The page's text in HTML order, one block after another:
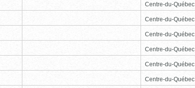
Centre-du-Québec
Centre-du-Québec
Centre-du-Québec
Centre-du-Québec
Centre-du-Québec
Centre-du-Québec